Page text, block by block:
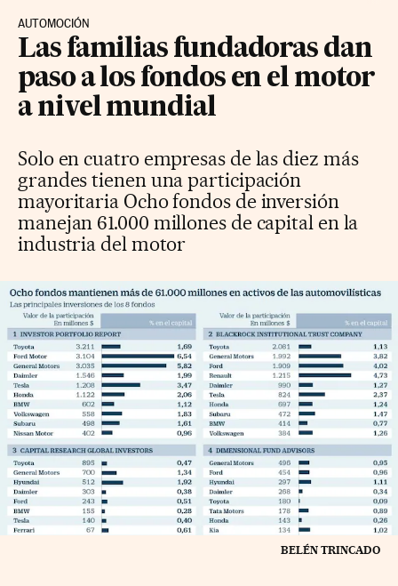
AUTOMOCIÓN
Las familias fundadoras dan
paso a los fondos en el motor
a nivel mundial
Solo en cuatro empresas de las diez más
grandes tienen una participación
mayoritaria Ocho fondos de inversión
manejan 61.000 millones de capital en la
industria del motor
BELÉN TRINCADO